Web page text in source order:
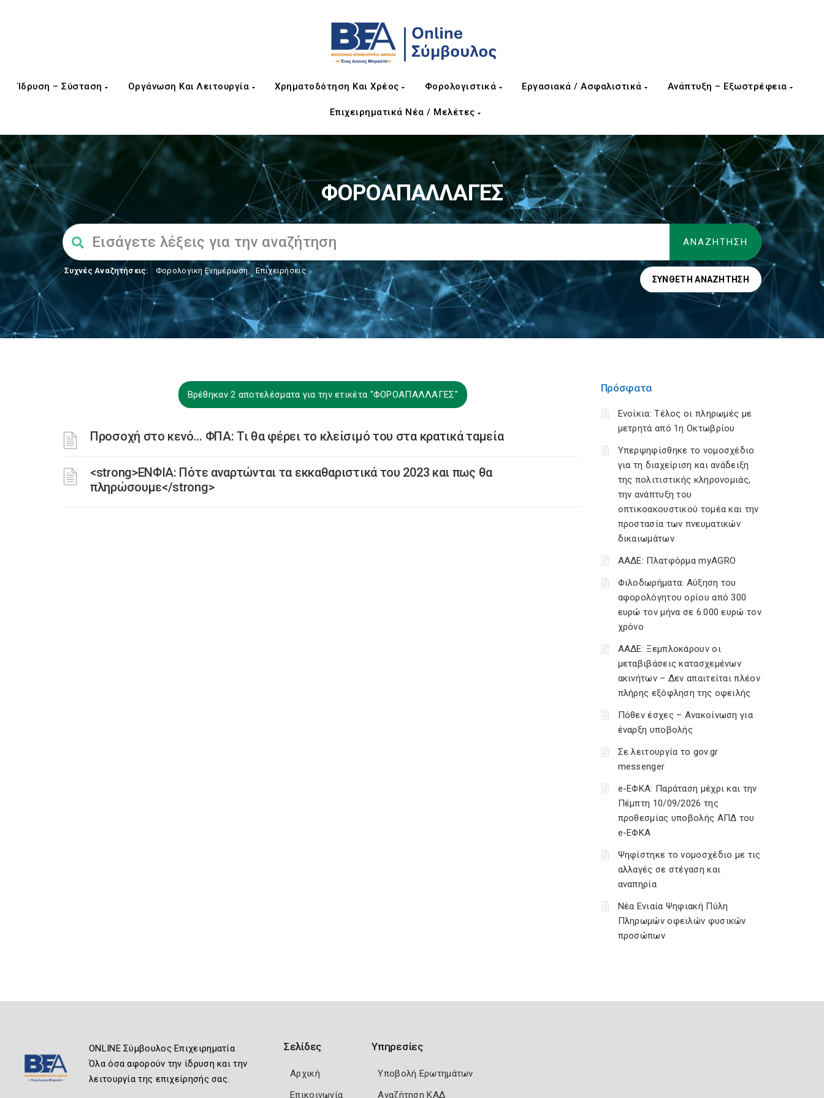
Ίδρυση – Σύσταση Οργάνωση Και Λειτουργία Χρηματοδότηση Και Χρέος Φορολογιστικά Εργασιακά / Ασφαλιστικά Ανάπτυξη – Εξωστρέφεια
Επιχειρηματικά Νέα / Μελέτες
ΦΟΡΟΑΠΑΛΛΑΓΕΣ
Συχνές Αναζητήσεις: Φορολογικη Ενημέρωση, Επιχειρήσεις
ΣΎΝΘΕΤΗ ΑΝΑΖΉΤΗΣΗ
Βρέθηκαν 2 αποτελέσματα για την ετικέτα "ΦΟΡΟΑΠΑΛΛΑΓΕΣ"
Προσοχή στο κενό… ΦΠΑ: Τι θα φέρει το κλείσιμό του στα κρατικά ταμεία
<strong>ΕΝΦΙΑ: Πότε αναρτώνται τα εκκαθαριστικά του 2023 και πως θα
πληρώσουμε</strong>
Πρόσφατα
Ενοίκια: Τέλος οι πληρωμές με
μετρητά από 1η Οκτωβρίου
Υπερψηφίσθηκε το νομοσχέδιο
για τη διαχείριση και ανάδειξη
της πολιτιστικής κληρονομιάς,
την ανάπτυξη του
οπτικοακουστικού τομέα και την
προστασία των πνευματικών
δικαιωμάτων
ΑΑΔΕ: Πλατφόρμα myAGRO
Φιλοδωρήματα: Αύξηση του
αφορολόγητου ορίου από 300
ευρώ τον μήνα σε 6.000 ευρώ τον
χρόνο
ΑΑΔΕ: Ξεμπλοκάρουν οι
μεταβιβάσεις κατασχεμένων
ακινήτων – Δεν απαιτείται πλέον
πλήρης εξόφληση της οφειλής
Πόθεν έσχες – Ανακοίνωση για
έναρξη υποβολής
Σε λειτουργία το gov.gr
messenger
e-ΕΦΚΑ: Παράταση μέχρι και την
Πέμπτη 10/09/2026 της
προθεσμίας υποβολής ΑΠΔ του
e-ΕΦΚΑ
Ψηφίστηκε το νομοσχέδιο με τις
αλλαγές σε στέγαση και
αναπηρία
Νέα Ενιαία Ψηφιακή Πύλη
Πληρωμών οφειλών φυσικών
προσώπων
ONLINE Σύμβουλος Επιχειρηματία
Όλα όσα αφορούν την ίδρυση και την
λειτουργία της επιχείρησής σας.
Σελίδες
Αρχική
Επικοινωνία
Υπηρεσίες
Υποβολή Ερωτημάτων
Αναζήτηση ΚΑΔ